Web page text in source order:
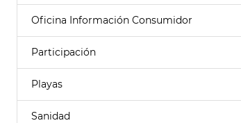
Oficina Información Consumidor
Participación
Playas
Sanidad